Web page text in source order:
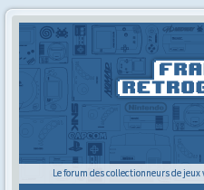
Le forum des collectionneurs de